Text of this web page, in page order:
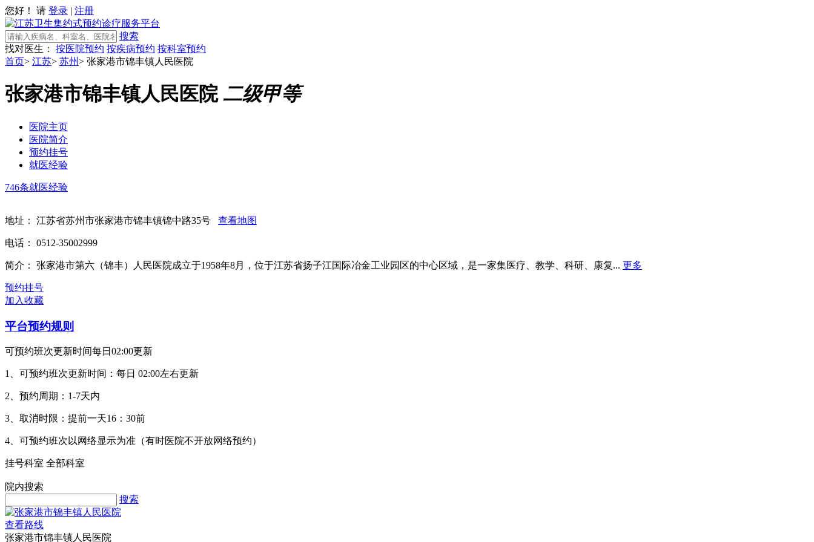
您好！ 请 登录 | 注册
搜索
找对医生：
按医院预约 按疾病预约 按科室预约
首页> 江苏> 苏州> 张家港市锦丰镇人民医院
张家港市锦丰镇人民医院二级甲等
医院主页
医院简介
预约挂号
就医经验
746条就医经验
地址： 江苏省苏州市张家港市锦丰镇锦中路35号 查看地图
电话： 0512-35002999
简介： 张家港市第六（锦丰）人民医院成立于1958年8月，位于江苏省扬子江国际冶金工业园区的中心区域，是一家集医疗、教学、科研、康复... 更多
预约挂号
加入收藏
平台预约规则
可预约班次更新时间每日02:00更新
1、可预约班次更新时间：每日 02:00左右更新
2、预约周期：1-7天内
3、取消时限：提前一天16：30前
4、可预约班次以网络显示为准（有时医院不开放网络预约）
挂号科室 全部科室
院内搜索
搜索
查看路线
张家港市锦丰镇人民医院